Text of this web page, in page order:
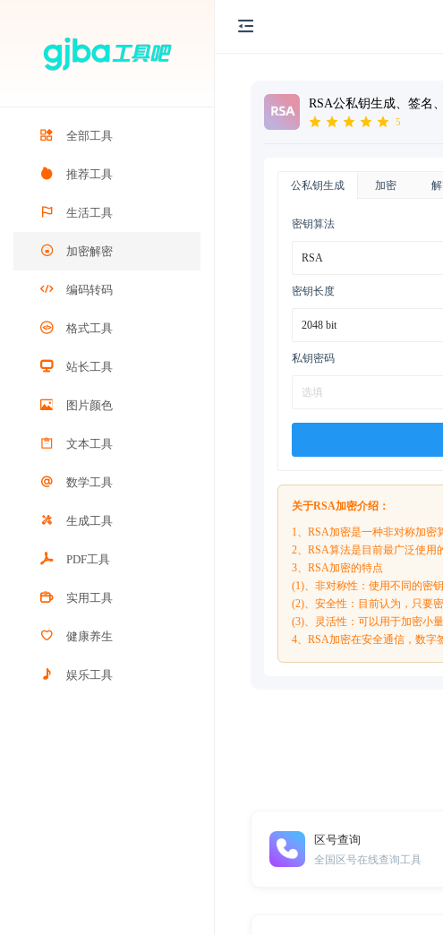
全部工具
推荐工具
生活工具
加密解密
编码转码
格式工具
站长工具
图片颜色
文本工具
数学工具
生成工具
PDF工具
实用工具
健康养生
娱乐工具
RSA公私钥生成、签名
5
公私钥生成 加密
密钥算法
密钥长度
私钥密码
关于RSA加密介绍：
1、RSA加密是一种非对称加密
2、RSA算法是目前最广泛使用
3、RSA加密的特点
(1)、非对称性：使用不同的密
(2)、安全性：目前认为，只要
(3)、灵活性：可以用于加密小
4、RSA加密在安全通信，数字
区号查询
全国区号在线查询工具